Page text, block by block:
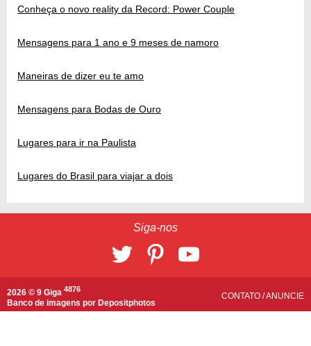
Conheça o novo reality da Record: Power Couple
Mensagens para 1 ano e 9 meses de namoro
Maneiras de dizer eu te amo
Mensagens para Bodas de Ouro
Lugares para ir na Paulista
Lugares do Brasil para viajar a dois
Siga-nos
2026 © 9 Giga 4876
Banco de imagens por Depositphotos
CONTATO /ANUNCIE